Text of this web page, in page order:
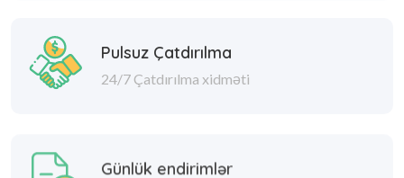
Pulsuz Çatdırılma
24/7 Çatdırılma xidməti